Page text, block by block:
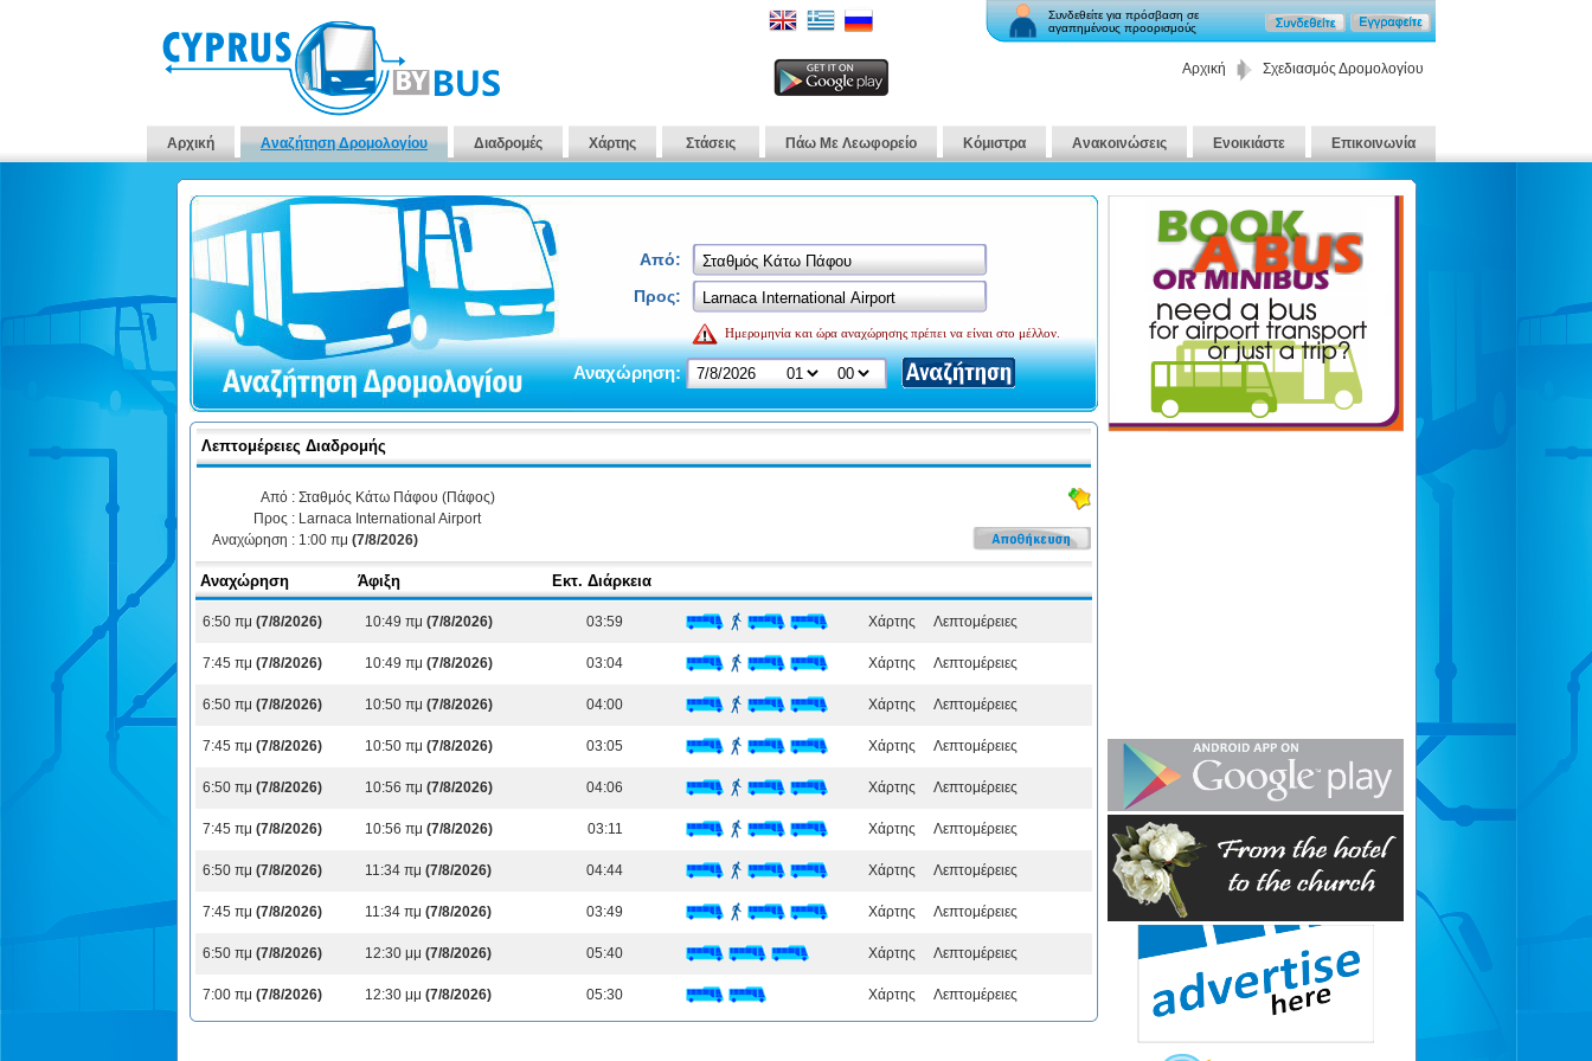
Συνδεθείτε για πρόσβαση σε
αγαπημένους προορισμούς
Αρχική Σχεδιασμός Δρομολογίου
Αρχική Αναζήτηση Δρομολογίου Διαδρομές Χάρτης Στάσεις Πάω Με Λεωφορείο Κόμιστρα Ανακοινώσεις Ενοικιάστε Επικοινωνία
Από:
Προς:
Ημερομηνία και ώρα αναχώρησης πρέπει να είναι στο μέλλον.
Αναχώρηση:
Λεπτομέρειες Διαδρομής
Από : Σταθμός Κάτω Πάφου (Πάφος)
Προς : Larnaca International Airport
Αναχώρηση : 1:00 πμ (7/8/2026)
Αναχώρηση Άφιξη Εκτ. Διάρκεια
6:50 πμ (7/8/2026) 10:49 πμ (7/8/2026) 03:59 Χάρτης Λεπτομέρειες
7:45 πμ (7/8/2026) 10:49 πμ (7/8/2026) 03:04 Χάρτης Λεπτομέρειες
6:50 πμ (7/8/2026) 10:50 πμ (7/8/2026) 04:00 Χάρτης Λεπτομέρειες
7:45 πμ (7/8/2026) 10:50 πμ (7/8/2026) 03:05 Χάρτης Λεπτομέρειες
6:50 πμ (7/8/2026) 10:56 πμ (7/8/2026) 04:06 Χάρτης Λεπτομέρειες
7:45 πμ (7/8/2026) 10:56 πμ (7/8/2026) 03:11 Χάρτης Λεπτομέρειες
6:50 πμ (7/8/2026) 11:34 πμ (7/8/2026) 04:44 Χάρτης Λεπτομέρειες
7:45 πμ (7/8/2026) 11:34 πμ (7/8/2026) 03:49 Χάρτης Λεπτομέρειες
6:50 πμ (7/8/2026) 12:30 μμ (7/8/2026) 05:40 Χάρτης Λεπτομέρειες
7:00 πμ (7/8/2026) 12:30 μμ (7/8/2026) 05:30 Χάρτης Λεπτομέρειες